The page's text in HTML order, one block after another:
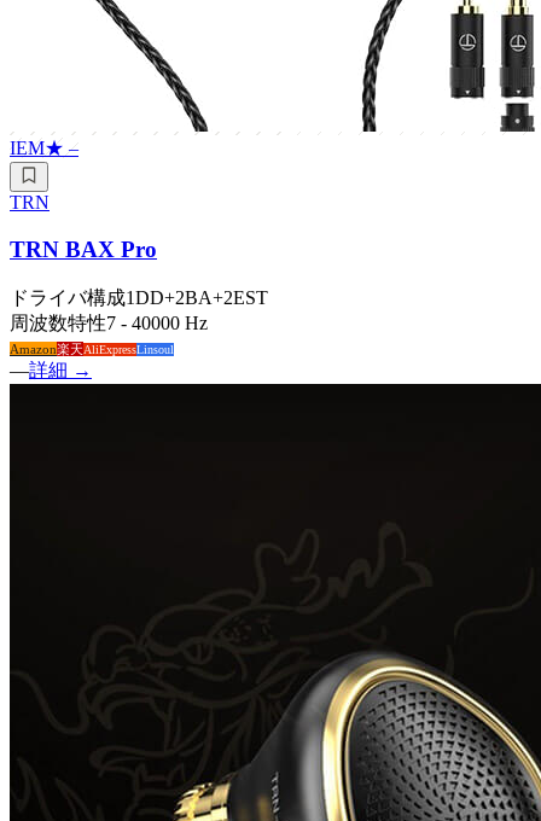
IEM★–
TRN
TRN BAX Pro
ドライバ構成1DD+2BA+2EST
周波数特性7 - 40000 Hz
Amazon楽天AliExpressLinsoul
—詳細 →